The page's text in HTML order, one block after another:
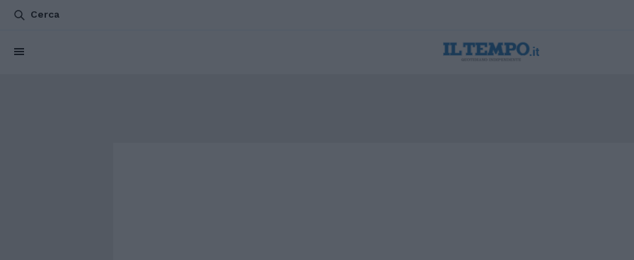
Cerca